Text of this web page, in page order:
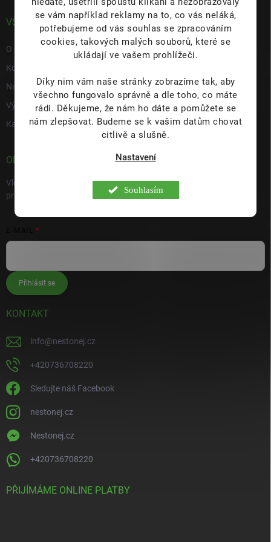
se vám například reklamy na to, co vás neláká,
potřebujeme od vás souhlas se zpracováním
cookies, takových malých souborů, které se
ukládají ve vašem prohlížeči.
Díky nim vám naše stránky zobrazíme tak, aby
všechno fungovalo správně a dle toho, co máte
rádi. Děkujeme, že nám ho dáte a pomůžete se
nám zlepšovat. Budeme se k vašim datům chovat
citlivě a slušně.
Nastavení
Souhlasím
VŠE O NÁS
O nás
Kontakty
Napište nám
Výdejní místo s prodejnou Hulín
Kariéra
ODEBÍRAT NEWSLETTER
Vložte svůj e-mail a my vám budeme zasílat informace o nových
produktech na našem e-shopu.
Přihlásit se
KONTAKT
info@nestonej.cz
+420736708220
Sledujte náš Facebook
nestonej.cz
Nestonej.cz
+420736708220
PŘIJÍMÁME ONLINE PLATBY